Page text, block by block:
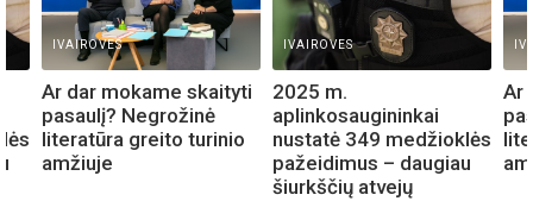
IVAIROVES
Ar dar mokame skaityti
pasaulį? Negrožinė
literatūra greito turinio
amžiuje
IVAIROVES
2025 m.
aplinkosaugininkai
nustatė 349 medžioklės
pažeidimus – daugiau
šiurkščių atvejų
Ar